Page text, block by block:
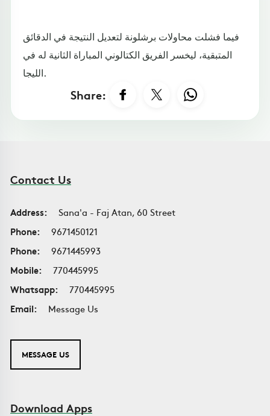
فيما فشلت محاولات برشلونة لتعديل النتيجة في الدقائق
المتبقية، ليخسر الفريق الكتالوني المباراة الثانية له في
الليجا.
Share:
Contact Us
Address:
Sana'a - Faj Atan, 60 Street
Phone:
9671450121
Phone:
9671445993
Mobile:
770445995
Whatsapp:
770445995
Email:
Message Us
MESSAGE US
Download Apps